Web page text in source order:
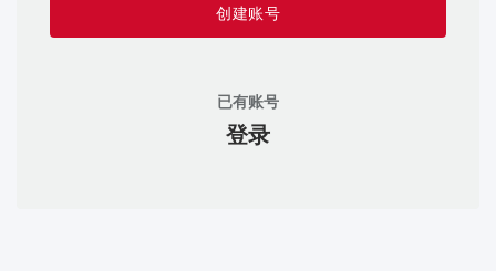
创建账号
已有账号
登录